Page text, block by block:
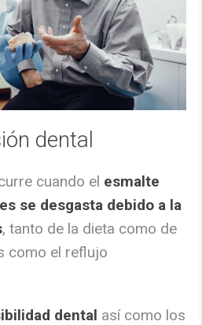
dental
cuando el esmalte
se desgasta debido a la
, tanto de la dieta como de
como el reflujo
dental así como los